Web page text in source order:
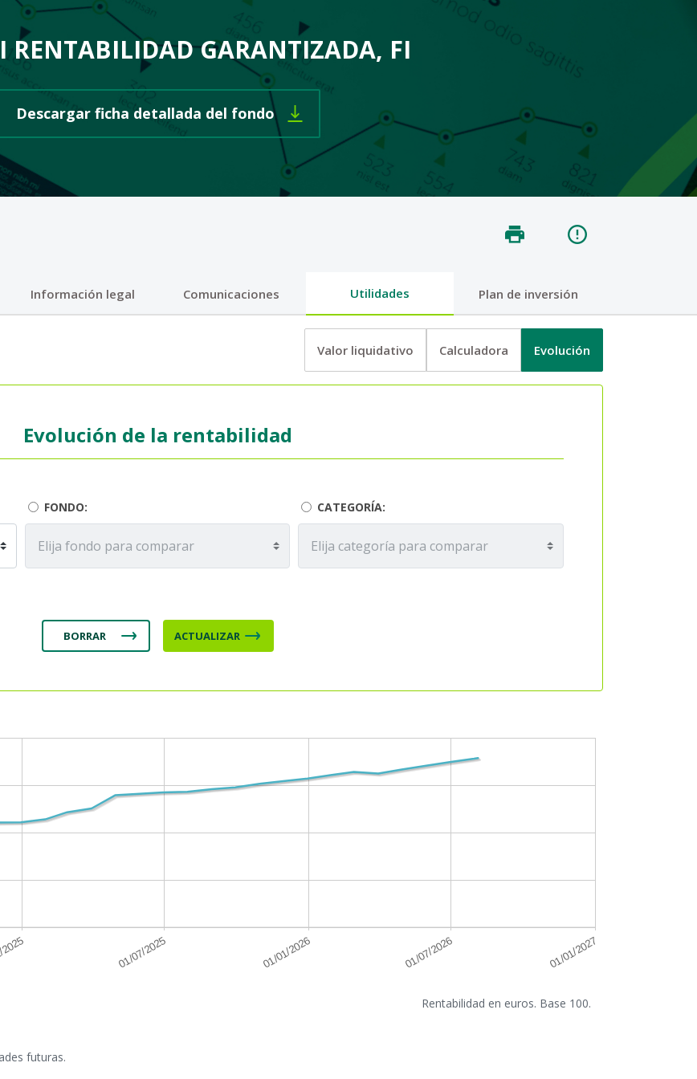
RENTABILIDAD GARANTIZADA, FI
Descargar ficha detallada del fondoSe abre un PDF en una nueva pestaña
Información legal Comunicaciones Utilidades Plan de inversión
Valor liquidativo Calculadora Evolución
Evolución de la rentabilidad
FONDO: CATEGORÍA:
Rentabilidad en euros. Base 100.
futuras.